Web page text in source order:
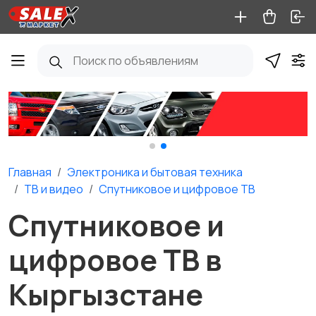
Главная
Электроника и бытовая техника
ТВ и видео
Спутниковое и цифровое ТВ
Спутниковое и
цифровое ТВ в
Кыргызстане